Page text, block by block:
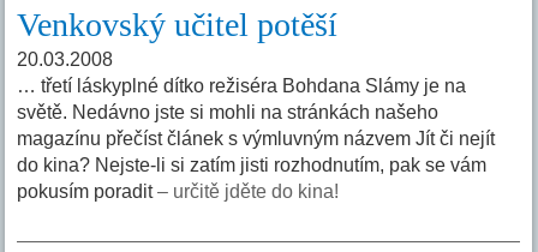
Venkovský učitel potěší
20.03.2008
… třetí láskyplné dítko režiséra Bohdana Slámy je na
světě. Nedávno jste si mohli na stránkách našeho
magazínu přečíst článek s výmluvným názvem Jít či nejít
do kina? Nejste-li si zatím jisti rozhodnutím, pak se vám
pokusím poradit– určitě jděte do kina!